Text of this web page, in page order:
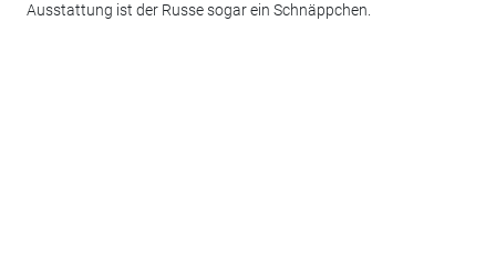
Ausstattung ist der Russe sogar ein Schnäppchen.